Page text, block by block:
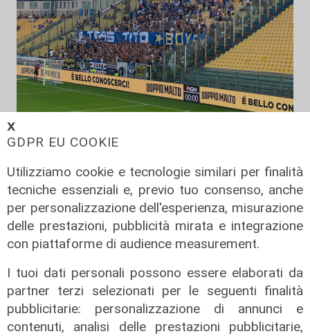
𝗫
GDPR EU COOKIE
Utilizziamo cookie e tecnologie similari per finalità
tecniche essenziali e, previo tuo consenso, anche
per personalizzazione dell'esperienza, misurazione
delle prestazioni, pubblicità mirata e integrazione
con piattaforme di audience measurement.
I tuoi dati personali possono essere elaborati da
partner terzi selezionati per le seguenti finalità
pubblicitarie: personalizzazione di annunci e
contenuti, analisi delle prestazioni pubblicitarie,
fiducia: al 'Tardini' decidono
Abildgaard e Lauritsen
09/08/2026
di Redazione Sport